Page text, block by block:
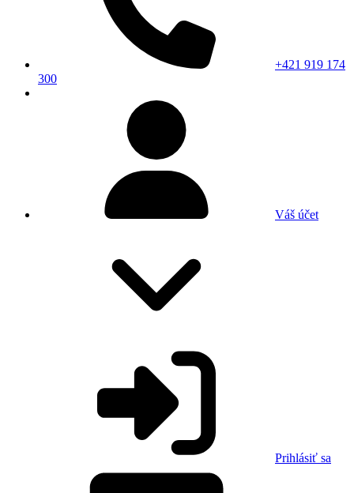
+421 919 174
300
Váš účet
Prihlásiť sa